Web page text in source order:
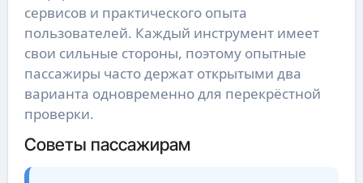
сервисов и практического опыта
пользователей. Каждый инструмент имеет
свои сильные стороны, поэтому опытные
пассажиры часто держат открытыми два
варианта одновременно для перекрёстной
проверки.
Советы пассажирам